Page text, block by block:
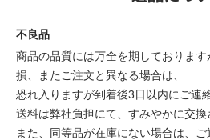
不良品
商品の品質には万全を期しておりま
損、またご注文と異なる場合は、
恐れ入りますが到着後3日以内にご連
送料は弊社負担にて、すみやかに交換
また、同等品が在庫にない場合は、ご